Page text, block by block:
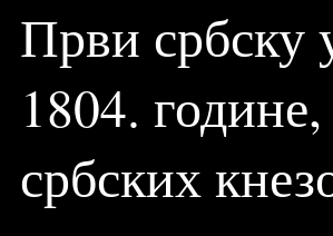
Први србску
1804.
србских